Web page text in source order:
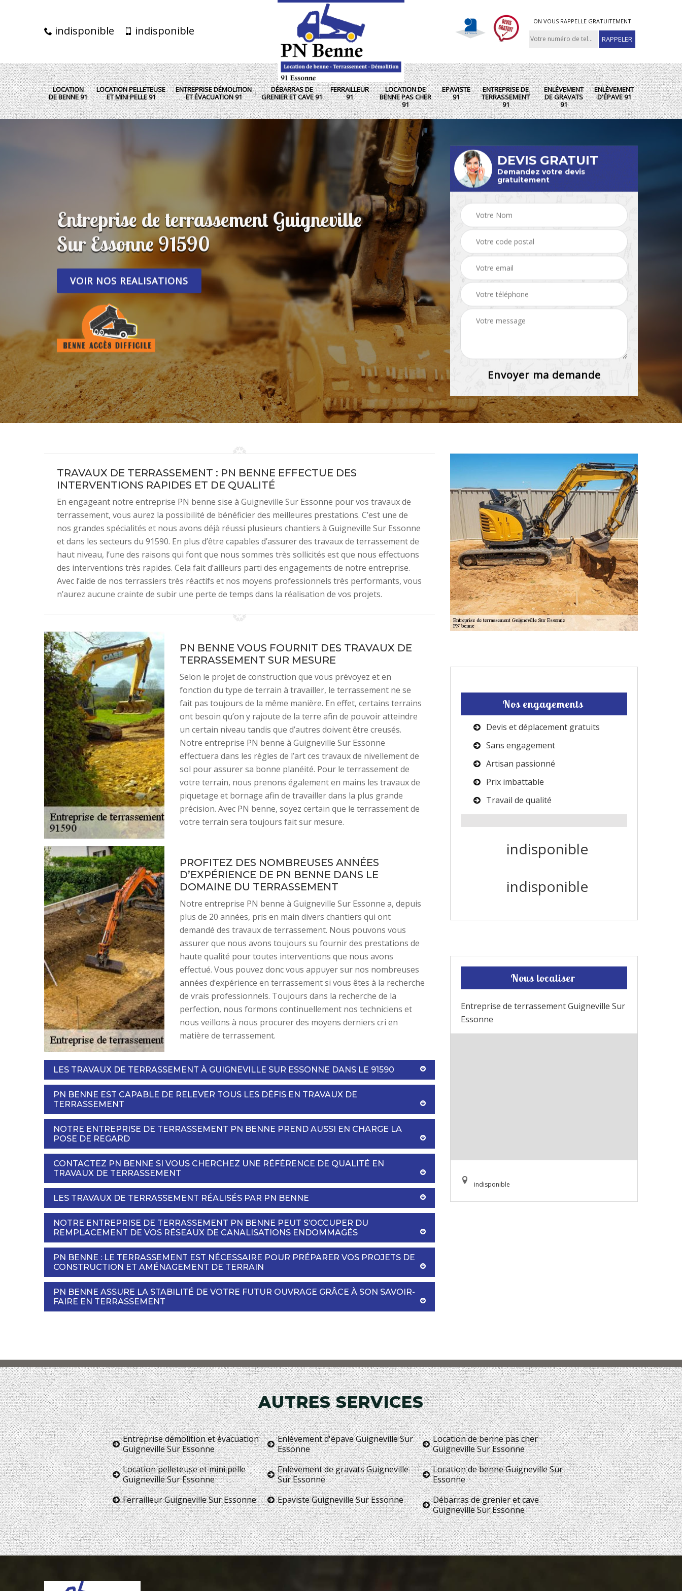
indisponible indisponible
ON VOUS RAPPELLE GRATUITEMENT
LOCATION
DE BENNE 91
LOCATION PELLETEUSE
ET MINI PELLE 91
ENTREPRISE DÉMOLITION
ET ÉVACUATION 91
DÉBARRAS DE
GRENIER ET CAVE 91
FERRAILLEUR
91
LOCATION DE
BENNE PAS CHER
91
EPAVISTE
91
ENTREPRISE DE
TERRASSEMENT
91
ENLÈVEMENT
DE GRAVATS
91
ENLÈVEMENT
D'ÉPAVE 91
Entreprise de terrassement Guigneville
Sur Essonne 91590
VOIR NOS REALISATIONS
DEVIS GRATUIT
Demandez votre devis
gratuitement
TRAVAUX DE TERRASSEMENT : PN BENNE EFFECTUE DES
INTERVENTIONS RAPIDES ET DE QUALITÉ
En engageant notre entreprise PN benne sise à Guigneville Sur Essonne pour vos travaux de
terrassement, vous aurez la possibilité de bénéficier des meilleures prestations. C’est une de
nos grandes spécialités et nous avons déjà réussi plusieurs chantiers à Guigneville Sur Essonne
et dans les secteurs du 91590. En plus d’être capables d’assurer des travaux de terrassement de
haut niveau, l’une des raisons qui font que nous sommes très sollicités est que nous effectuons
des interventions très rapides. Cela fait d’ailleurs parti des engagements de notre entreprise.
Avec l’aide de nos terrassiers très réactifs et nos moyens professionnels très performants, vous
n’aurez aucune crainte de subir une perte de temps dans la réalisation de vos projets.
PN BENNE VOUS FOURNIT DES TRAVAUX DE
TERRASSEMENT SUR MESURE
Selon le projet de construction que vous prévoyez et en
fonction du type de terrain à travailler, le terrassement ne se
fait pas toujours de la même manière. En effet, certains terrains
ont besoin qu’on y rajoute de la terre afin de pouvoir atteindre
un certain niveau tandis que d’autres doivent être creusés.
Notre entreprise PN benne à Guigneville Sur Essonne
effectuera dans les règles de l’art ces travaux de nivellement de
sol pour assurer sa bonne planéité. Pour le terrassement de
votre terrain, nous prenons également en mains les travaux de
piquetage et bornage afin de travailler dans la plus grande
précision. Avec PN benne, soyez certain que le terrassement de
votre terrain sera toujours fait sur mesure.
PROFITEZ DES NOMBREUSES ANNÉES
D’EXPÉRIENCE DE PN BENNE DANS LE
DOMAINE DU TERRASSEMENT
Notre entreprise PN benne à Guigneville Sur Essonne a, depuis
plus de 20 années, pris en main divers chantiers qui ont
demandé des travaux de terrassement. Nous pouvons vous
assurer que nous avons toujours su fournir des prestations de
haute qualité pour toutes interventions que nous avons
effectué. Vous pouvez donc vous appuyer sur nos nombreuses
années d’expérience en terrassement si vous êtes à la recherche
de vrais professionnels. Toujours dans la recherche de la
perfection, nous formons continuellement nos techniciens et
nous veillons à nous procurer des moyens derniers cri en
matière de terrassement.
LES TRAVAUX DE TERRASSEMENT À GUIGNEVILLE SUR ESSONNE DANS LE 91590
PN BENNE EST CAPABLE DE RELEVER TOUS LES DÉFIS EN TRAVAUX DE
TERRASSEMENT
NOTRE ENTREPRISE DE TERRASSEMENT PN BENNE PREND AUSSI EN CHARGE LA
POSE DE REGARD
CONTACTEZ PN BENNE SI VOUS CHERCHEZ UNE RÉFÉRENCE DE QUALITÉ EN
TRAVAUX DE TERRASSEMENT
LES TRAVAUX DE TERRASSEMENT RÉALISÉS PAR PN BENNE
NOTRE ENTREPRISE DE TERRASSEMENT PN BENNE PEUT S’OCCUPER DU
REMPLACEMENT DE VOS RÉSEAUX DE CANALISATIONS ENDOMMAGÉS
PN BENNE : LE TERRASSEMENT EST NÉCESSAIRE POUR PRÉPARER VOS PROJETS DE
CONSTRUCTION ET AMÉNAGEMENT DE TERRAIN
PN BENNE ASSURE LA STABILITÉ DE VOTRE FUTUR OUVRAGE GRÂCE À SON SAVOIR-
FAIRE EN TERRASSEMENT
Nos engagements
Devis et déplacement gratuits
Sans engagement
Artisan passionné
Prix imbattable
Travail de qualité
indisponible
indisponible
Nous localiser
Entreprise de terrassement Guigneville Sur
Essonne
indisponible
AUTRES SERVICES
Entreprise démolition et évacuation
Guigneville Sur Essonne
Location pelleteuse et mini pelle
Guigneville Sur Essonne
Ferrailleur Guigneville Sur Essonne
Enlèvement d'épave Guigneville Sur
Essonne
Enlèvement de gravats Guigneville
Sur Essonne
Epaviste Guigneville Sur Essonne
Location de benne pas cher
Guigneville Sur Essonne
Location de benne Guigneville Sur
Essonne
Débarras de grenier et cave
Guigneville Sur Essonne